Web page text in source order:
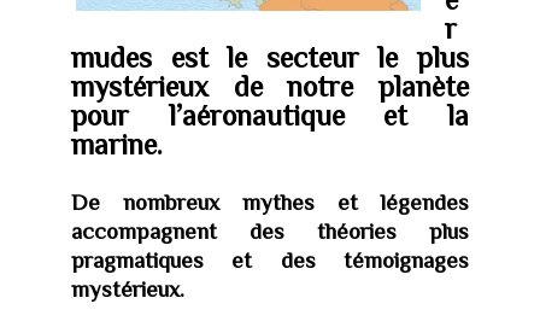
r
mudes est le secteur le plus
mystérieux de notre planète
pour l’aéronautique et la
marine.
De nombreux mythes et légendes
accompagnent des théories plus
pragmatiques et des témoignages
mystérieux.